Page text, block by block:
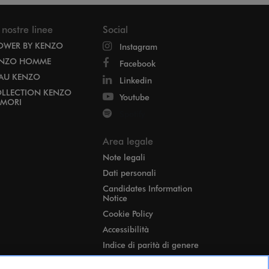
linee
BY KENZO
HOMME
KENZO
KENZO
Social
Instagram
Facebook
Linkedin
Youtube
Area legale
Note legali
Dati personali
Candidates Information
Notice
Cookie Policy
Accessibilità
Indice di parità di genere
Impostazioni cookie